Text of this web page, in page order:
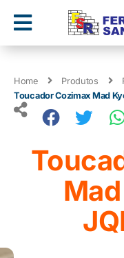
Home Produtos
Toucador Cozimax Mad